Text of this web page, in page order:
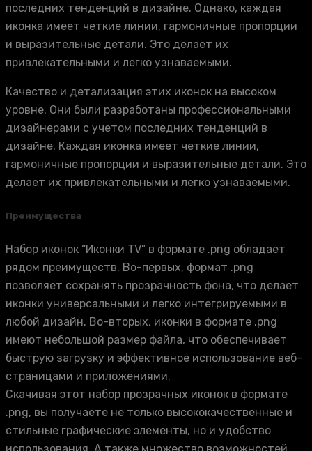
последних тенденций в дизайне. Однако, каждая
иконка имеет четкие линии, гармоничные пропорции
и выразительные детали. Это делает их
привлекательными и легко узнаваемыми.
Качество и детализация этих иконок на высоком
уровне. Они были разработаны профессиональными
дизайнерами с учетом последних тенденций в
дизайне. Каждая иконка имеет четкие линии,
гармоничные пропорции и выразительные детали. Это
делает их привлекательными и легко узнаваемыми.
Преимущества
Набор иконок “Иконки TV” в формате .png обладает
рядом преимуществ. Во-первых, формат .png
позволяет сохранять прозрачность фона, что делает
иконки универсальными и легко интегрируемыми в
любой дизайн. Во-вторых, иконки в формате .png
имеют небольшой размер файла, что обеспечивает
быструю загрузку и эффективное использование веб-
страницами и приложениями.
Скачивая этот набор прозрачных иконок в формате
.png, вы получаете не только высококачественные и
стильные графические элементы, но и удобство